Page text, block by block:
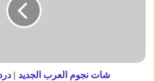
شات نجوم العرب الجديد |